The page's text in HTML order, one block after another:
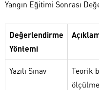
Yangın Eğitimi Sonrası
Değerlendirme
Yöntemi
Yazılı Sınav
Teorik